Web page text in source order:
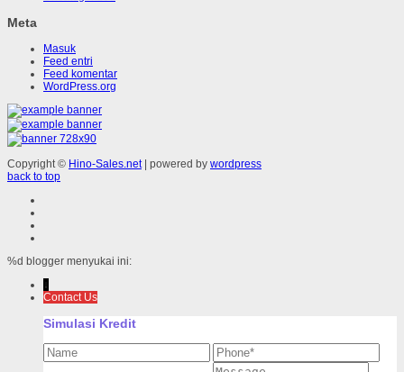
Meta
Masuk
Feed entri
Feed komentar
WordPress.org
Copyright © Hino-Sales.net| powered by wordpress
back to top
%d blogger menyukai ini:
↓
Contact Us
Simulasi Kredit